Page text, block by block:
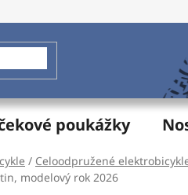
poukážky
/ Celoodpružené
modelový rok 2026